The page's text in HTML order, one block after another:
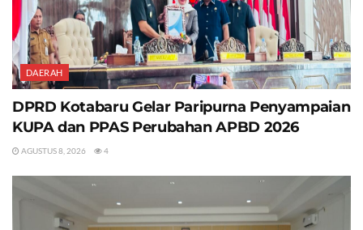
DAERAH
DPRD Kotabaru Gelar Paripurna Penyampaian
KUPA dan PPAS Perubahan APBD 2026
AGUSTUS 8, 2026 4